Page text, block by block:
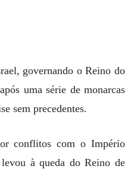
governando o Reino do
uma série de monarcas
sem precedentes.
conflitos com o Império
à queda do Reino de